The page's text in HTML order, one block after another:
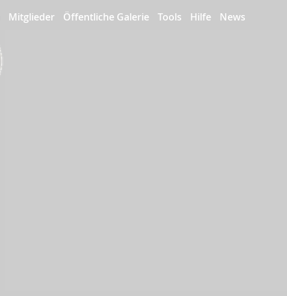
Mitglieder Öffentliche Galerie Tools Hilfe News